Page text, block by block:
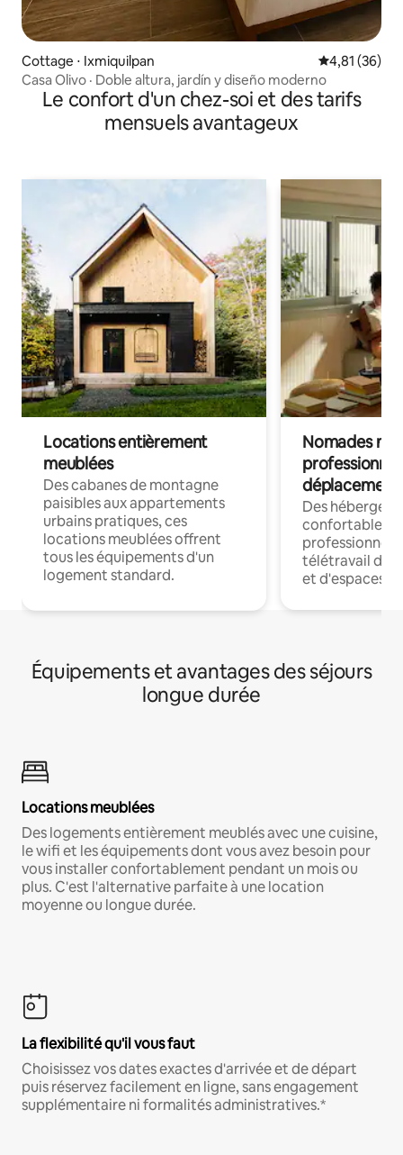
Cottage ⋅ Ixmiquilpan Évaluation
4,81 (36)
Casa Olivo · Doble altura, jardín y diseño moderno
Le confort d'un chez-soi et des tarifs
mensuels avantageux
Locations entièrement
meublées
Des cabanes de montagne
paisibles aux appartements
urbains pratiques, ces
locations meublées offrent
tous les équipements d'un
logement standard.
Nomades
déplacement
Des
confortables
professionnels
télétravail
et d'espaces
Équipements et avantages des séjours
longue durée
Locations meublées
Des logements entièrement meublés avec une cuisine,
le wifi et les équipements dont vous avez besoin pour
vous installer confortablement pendant un mois ou
plus. C'est l'alternative parfaite à une location
moyenne ou longue durée.
La flexibilité qu'il vous faut
Choisissez vos dates exactes d'arrivée et de départ
puis réservez facilement en ligne, sans engagement
supplémentaire ni formalités administratives.*